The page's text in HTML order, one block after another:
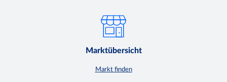
Marktübersicht
Markt finden